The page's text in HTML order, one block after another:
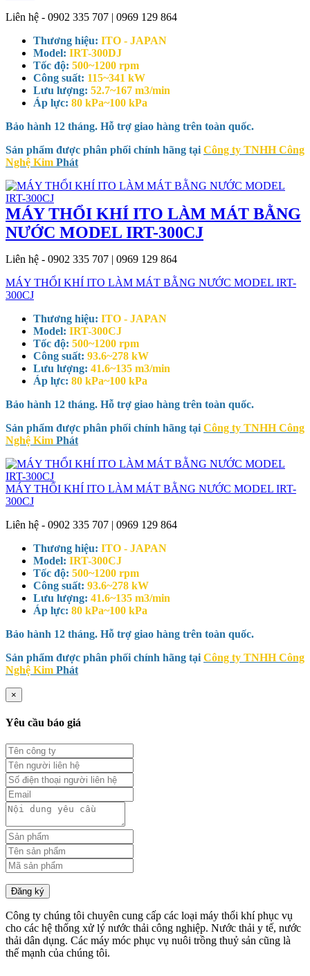
Liên hệ - 0902 335 707 | 0969 129 864
Thương hiệu: ITO - JAPAN
Model: IRT-300DJ
Tốc độ: 500~1200 rpm
Công suất: 115~341 kW
Lưu lượng: 52.7~167 m3/min
Áp lực: 80 kPa~100 kPa
Bảo hành 12 tháng. Hỗ trợ giao hàng trên toàn quốc.
Sản phẩm được phân phối chính hãng tại Công ty TNHH Công
Nghệ Kim Phát
MÁY THỔI KHÍ ITO LÀM MÁT BẰNG
NƯỚC MODEL IRT-300CJ
Liên hệ - 0902 335 707 | 0969 129 864
MÁY THỔI KHÍ ITO LÀM MÁT BẰNG NƯỚC MODEL IRT-
300CJ
Thương hiệu: ITO - JAPAN
Model: IRT-300CJ
Tốc độ: 500~1200 rpm
Công suất: 93.6~278 kW
Lưu lượng: 41.6~135 m3/min
Áp lực: 80 kPa~100 kPa
Bảo hành 12 tháng. Hỗ trợ giao hàng trên toàn quốc.
Sản phẩm được phân phối chính hãng tại Công ty TNHH Công
Nghệ Kim Phát
MÁY THỔI KHÍ ITO LÀM MÁT BẰNG NƯỚC MODEL IRT-
300CJ
Liên hệ - 0902 335 707 | 0969 129 864
Thương hiệu: ITO - JAPAN
Model: IRT-300CJ
Tốc độ: 500~1200 rpm
Công suất: 93.6~278 kW
Lưu lượng: 41.6~135 m3/min
Áp lực: 80 kPa~100 kPa
Bảo hành 12 tháng. Hỗ trợ giao hàng trên toàn quốc.
Sản phẩm được phân phối chính hãng tại Công ty TNHH Công
Nghệ Kim Phát
×
Yêu cầu báo giá
Đăng ký
Công ty chúng tôi chuyên cung cấp các loại máy thổi khí phục vụ
cho các hệ thống xử lý nước thải công nghiệp. Nước thải y tế, nước
thải dân dụng. Các máy móc phục vụ nuôi trồng thuỷ sản cũng là
thế mạnh của chúng tôi.